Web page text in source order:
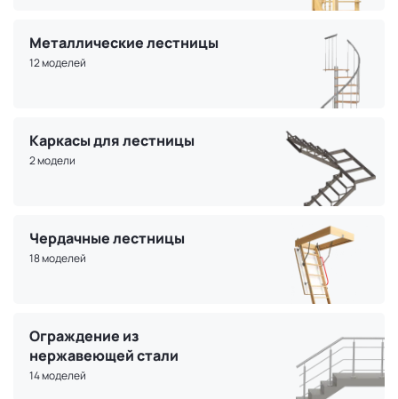
Металлические лестницы
12 моделей
Каркасы для лестницы
2 модели
Чердачные лестницы
18 моделей
Ограждение из
нержавеющей стали
14 моделей